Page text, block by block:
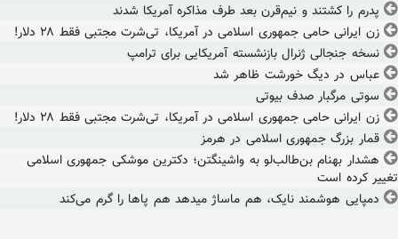
پدرم را کشتند و نیم‌قرن بعد طرف مذاکره آمریکا شدند
زن ایرانی حامی جمهوری اسلامی در آمریکا، تی‌شرت مجتبی فقط ۲۸ دلار!
نسخه جنجالی ژنرال بازنشسته آمریکایی برای ترامپ
عباس در دیگ خورشت ظاهر شد
سوتی مرگبار صدف بیوتی
زن ایرانی حامی جمهوری اسلامی در آمریکا، تی‌شرت مجتبی فقط ۲۸ دلار!
قمار بزرگ جمهوری اسلامی در هرمز
هشدار بهنام بن‌طالب‌لو به واشینگتن؛ دکترین موشکی جمهوری اسلامی
تغییر کرده است
دمپایی هوشمند نایک، هم ماساژ میدهد هم پاها را گرم می‌کند